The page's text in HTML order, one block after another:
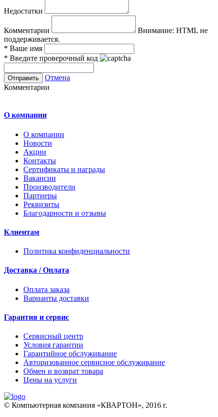
Недостатки
Комментарии Внимание: HTML не
поддерживается.
* Ваше имя
* Введите проверочный код
Отмена
Комментарии
О компании
О компании
Новости
Акции
Контакты
Сертификаты и награды
Вакансии
Производители
Партнеры
Реквизиты
Благодарности и отзывы
Клиентам
Политика конфиденциальности
Доставка / Оплата
Оплата заказа
Варианты доставки
Гарантия и сервис
Сервисный центр
Условия гарантии
Гарантийное обслуживание
Авторизованное сервисное обслуживание
Обмен и возврат товара
Цены на услуги
© Компьютерная компания «КВАРТОН», 2016 г.